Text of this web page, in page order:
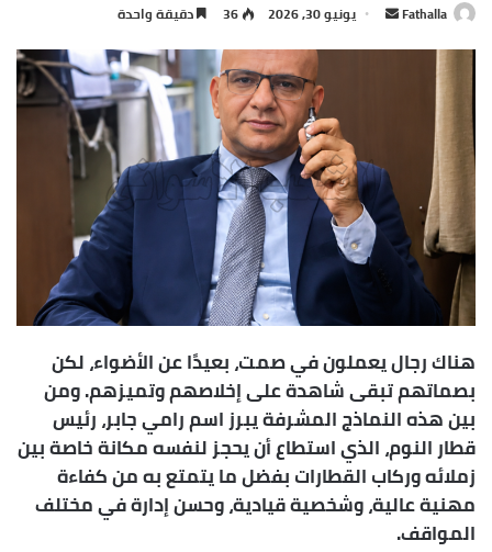
Fathalla
ي
د
ا
ت
ر
و
ن
يونيو 30, 2026 36 دقيقة واحدة
هناك رجال يعملون في صمت، بعيدًا عن الأضواء، لكن
بصماتهم تبقى شاهدة على إخلاصهم وتميزهم. ومن
بين هذه النماذج المشرفة يبرز اسم رامي جابر، رئيس
قطار النوم، الذي استطاع أن يحجز لنفسه مكانة خاصة بين
زملائه وركاب القطارات بفضل ما يتمتع به من كفاءة
مهنية عالية، وشخصية قيادية، وحسن إدارة في مختلف
المواقف.